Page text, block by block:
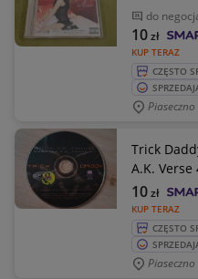
do
KUP TERAZ
10zł
CZĘSTO
Piaseczno
Trick
A.K. Verse
KUP TERAZ
10zł
CZĘSTO
Piaseczno